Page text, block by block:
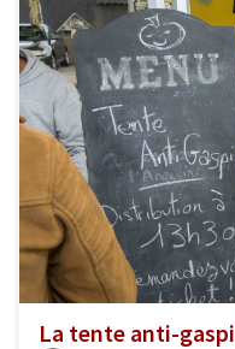
La tente anti-gaspi